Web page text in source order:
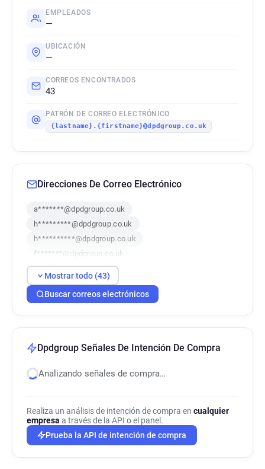
EMPLEADOS
—
UBICACIÓN
—
CORREOS ENCONTRADOS
43
PATRÓN DE CORREO ELECTRÓNICO
{lastname}.{firstname}@dpdgroup.co.uk
Direcciones De Correo Electrónico
a*******@dpdgroup.co.uk
h*********@dpdgroup.co.uk
h**********@dpdgroup.co.uk
f*******@dpdgroup.co.uk
k********@dpdgroup.co.uk
q********@dpdgroup.co.uk
j***********@dpdgroup.co.uk
o*****@dpdgroup.co.uk
q*****@dpdgroup.co.uk
d******@dpdgroup.co.uk
h******@dpdgroup.co.uk
t*****@dpdgroup.co.uk
p******@dpdgroup.co.uk
a**********@dpdgroup.co.uk
o******@dpdgroup.co.uk
Mostrar todo (43)
Buscar correos electrónicos
Dpdgroup Señales De Intención De Compra
Analizando señales de compra…
Realiza un análisis de intención de compra en cualquier
empresa a través de la API o el panel.
Prueba la API de intención de compra